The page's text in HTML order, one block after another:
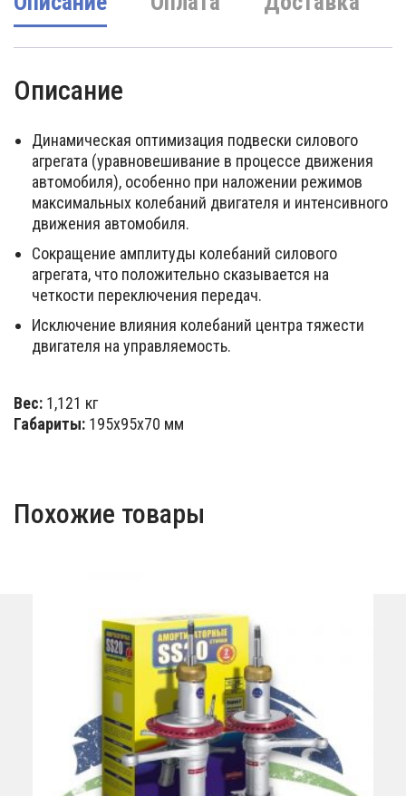
Описание
Динамическая оптимизация подвески силового
агрегата (уравновешивание в процессе движения
автомобиля), особенно при наложении режимов
максимальных колебаний двигателя и интенсивного
движения автомобиля.
Сокращение амплитуды колебаний силового
агрегата, что положительно сказывается на
четкости переключения передач.
Исключение влияния колебаний центра тяжести
двигателя на управляемость.
Вес: 1,121 кг
Габариты: 195х95х70 мм
Похожие товары